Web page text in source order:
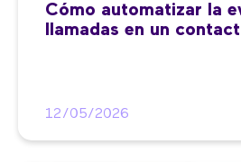
Cómo automatizar la
llamadas en un
12/05/2026